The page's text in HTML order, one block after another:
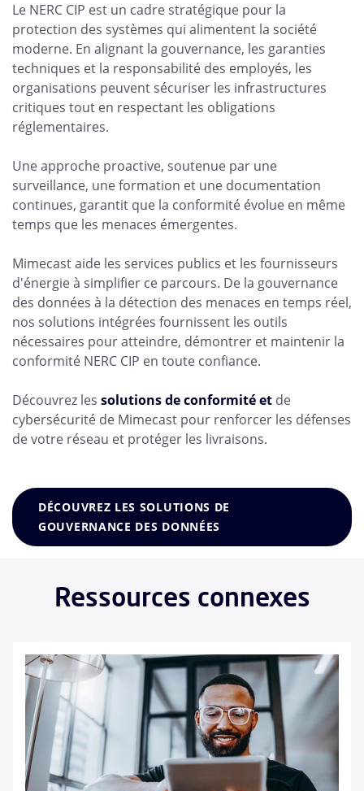
Le NERC CIP est un cadre stratégique pour la
protection des systèmes qui alimentent la société
moderne. En alignant la gouvernance, les garanties
techniques et la responsabilité des employés, les
organisations peuvent sécuriser les infrastructures
critiques tout en respectant les obligations
réglementaires.
Une approche proactive, soutenue par une
surveillance, une formation et une documentation
continues, garantit que la conformité évolue en même
temps que les menaces émergentes.
Mimecast aide les services publics et les fournisseurs
d'énergie à simplifier ce parcours. De la gouvernance
des données à la détection des menaces en temps réel,
nos solutions intégrées fournissent les outils
nécessaires pour atteindre, démontrer et maintenir la
conformité NERC CIP en toute confiance.
Découvrez les solutions deconformité et de
cybersécurité de Mimecast pour renforcer les défenses
de votre réseau et protéger les livraisons.
DÉCOUVREZ LES SOLUTIONS DE
GOUVERNANCE DES DONNÉES
Ressources connexes